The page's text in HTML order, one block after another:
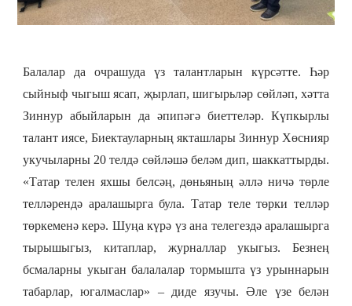
Балалар да очрашуда үз талантларын күрсәтте. Һәр
сыйныф чыгыш ясап, җырлап, шигырьләр сөйләп, хәтта
Зиннур абыйларын да әпипәгә биеттеләр. Күпкырлы
талант иясе, Биектауларның якташлары Зиннур Хөснияр
укучыларны 20 телдә сөйләшә беләм дип, шаккаттырды.
«Татар телен яхшы белсәң, дөньяның әллә ничә төрле
телләрендә аралашырга була. Татар теле төрки телләр
төркеменә керә. Шуңа күрә үз ана телегездә аралашырга
тырышыгыз, китаплар, журналлар укыгыз. Безнең
бсмаларны укыган балалалар тормышта үз урыннарын
табарлар, югалмаслар» – диде язучы. Әле үзе белән